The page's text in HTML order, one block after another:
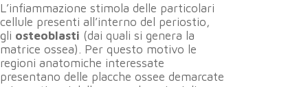
L’infiammazione stimola delle particolari
cellule presenti all’interno del periostio,
gli osteoblasti (dai quali si genera la
matrice ossea). Per questo motivo le
regioni anatomiche interessate
presentano delle placche ossee demarcate